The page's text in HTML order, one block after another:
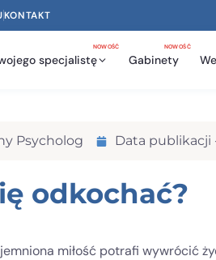
KONTAKT
specjalistę
NOWOŚĆ
Gabinety
NOWOŚĆ
Psycholog Data publikacji
odkochać?
miłość potrafi wywrócić